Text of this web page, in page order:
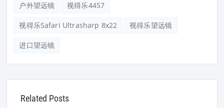
户外望远镜 视得乐4457
视得乐safari Ultrasharp 8x22 视得乐望远镜
进口望远镜
Related Posts